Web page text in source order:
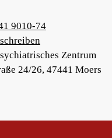
9010-74
Zentrum
24/26, 47441 Moers